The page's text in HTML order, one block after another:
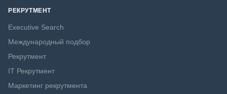
РЕКРУТМЕНТ
Executive Search
Международный подбор
Рекрутмент
IT Рекрутмент
Маркетинг рекрутмента